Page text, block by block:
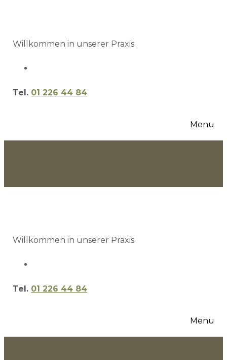
Willkommen in unserer Praxis
Tel. 01 226 44 84
Menu
Willkommen in unserer Praxis
Tel. 01 226 44 84
Menu